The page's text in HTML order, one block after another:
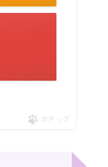
ポチップ